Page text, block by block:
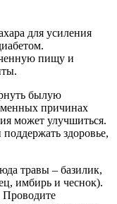
для усиления
пищу и
былую
причинах
может улучшиться.
здоровье,
травы – базилик,
имбирь и чеснок).